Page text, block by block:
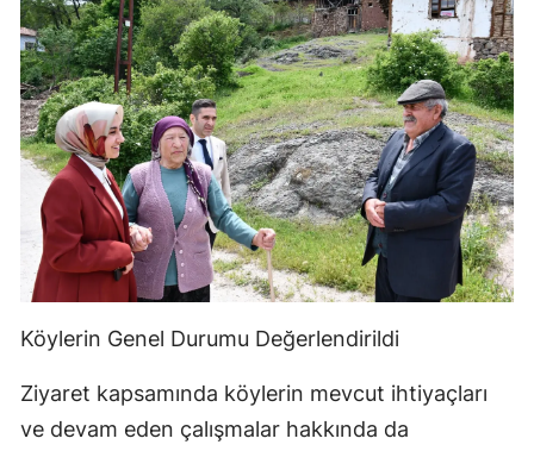
Köylerin Genel Durumu Değerlendirildi
Ziyaret kapsamında köylerin mevcut ihtiyaçları
ve devam eden çalışmalar hakkında da